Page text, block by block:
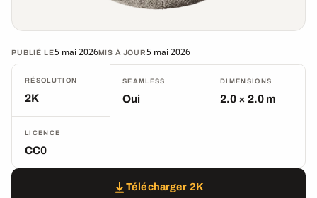
PUBLIÉ LE5 mai 2026MIS À JOUR5 mai 2026
RÉSOLUTION
2K
SEAMLESS
Oui
DIMENSIONS
2.0 × 2.0 m
LICENCE
CC0
Télécharger 2K